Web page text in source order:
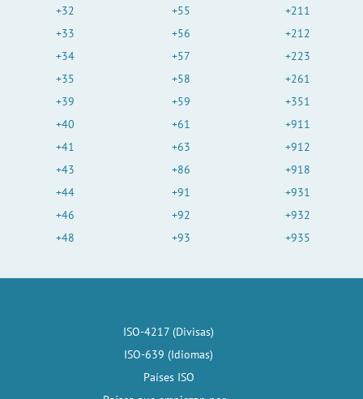
+32
+33
+34
+35
+39
+40
+41
+43
+44
+46
+48
+55
+56
+57
+58
+59
+61
+63
+86
+91
+92
+93
+211
+212
+223
+261
+351
+911
+912
+918
+931
+932
+935
ISO-4217 (Divisas)
ISO-639 (Idiomas)
Países ISO